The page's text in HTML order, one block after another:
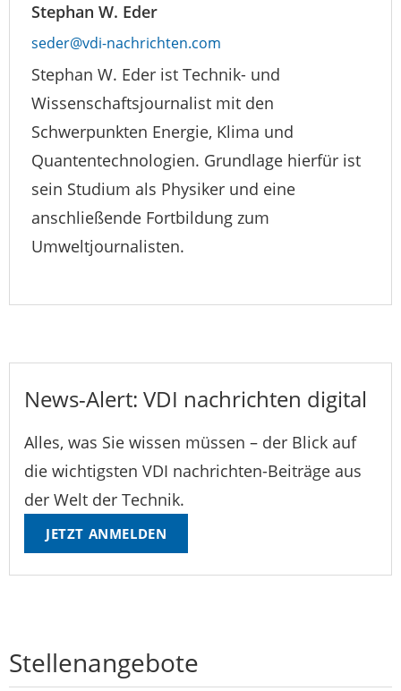
Stephan W. Eder
seder@vdi-nachrichten.com
Stephan W. Eder ist Technik- und
Wissenschaftsjournalist mit den
Schwerpunkten Energie, Klima und
Quantentechnologien. Grundlage hierfür ist
sein Studium als Physiker und eine
anschließende Fortbildung zum
Umweltjournalisten.
News-Alert: VDI nachrichten digital
Alles, was Sie wissen müssen – der Blick auf
die wichtigsten VDI nachrichten-Beiträge aus
der Welt der Technik.
JETZT ANMELDEN
Stellenangebote